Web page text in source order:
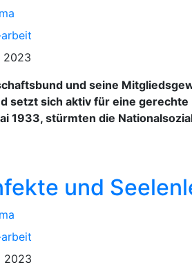
2023
und seine
setzt sich aktiv für eine
1933, stürmten die
und
2023